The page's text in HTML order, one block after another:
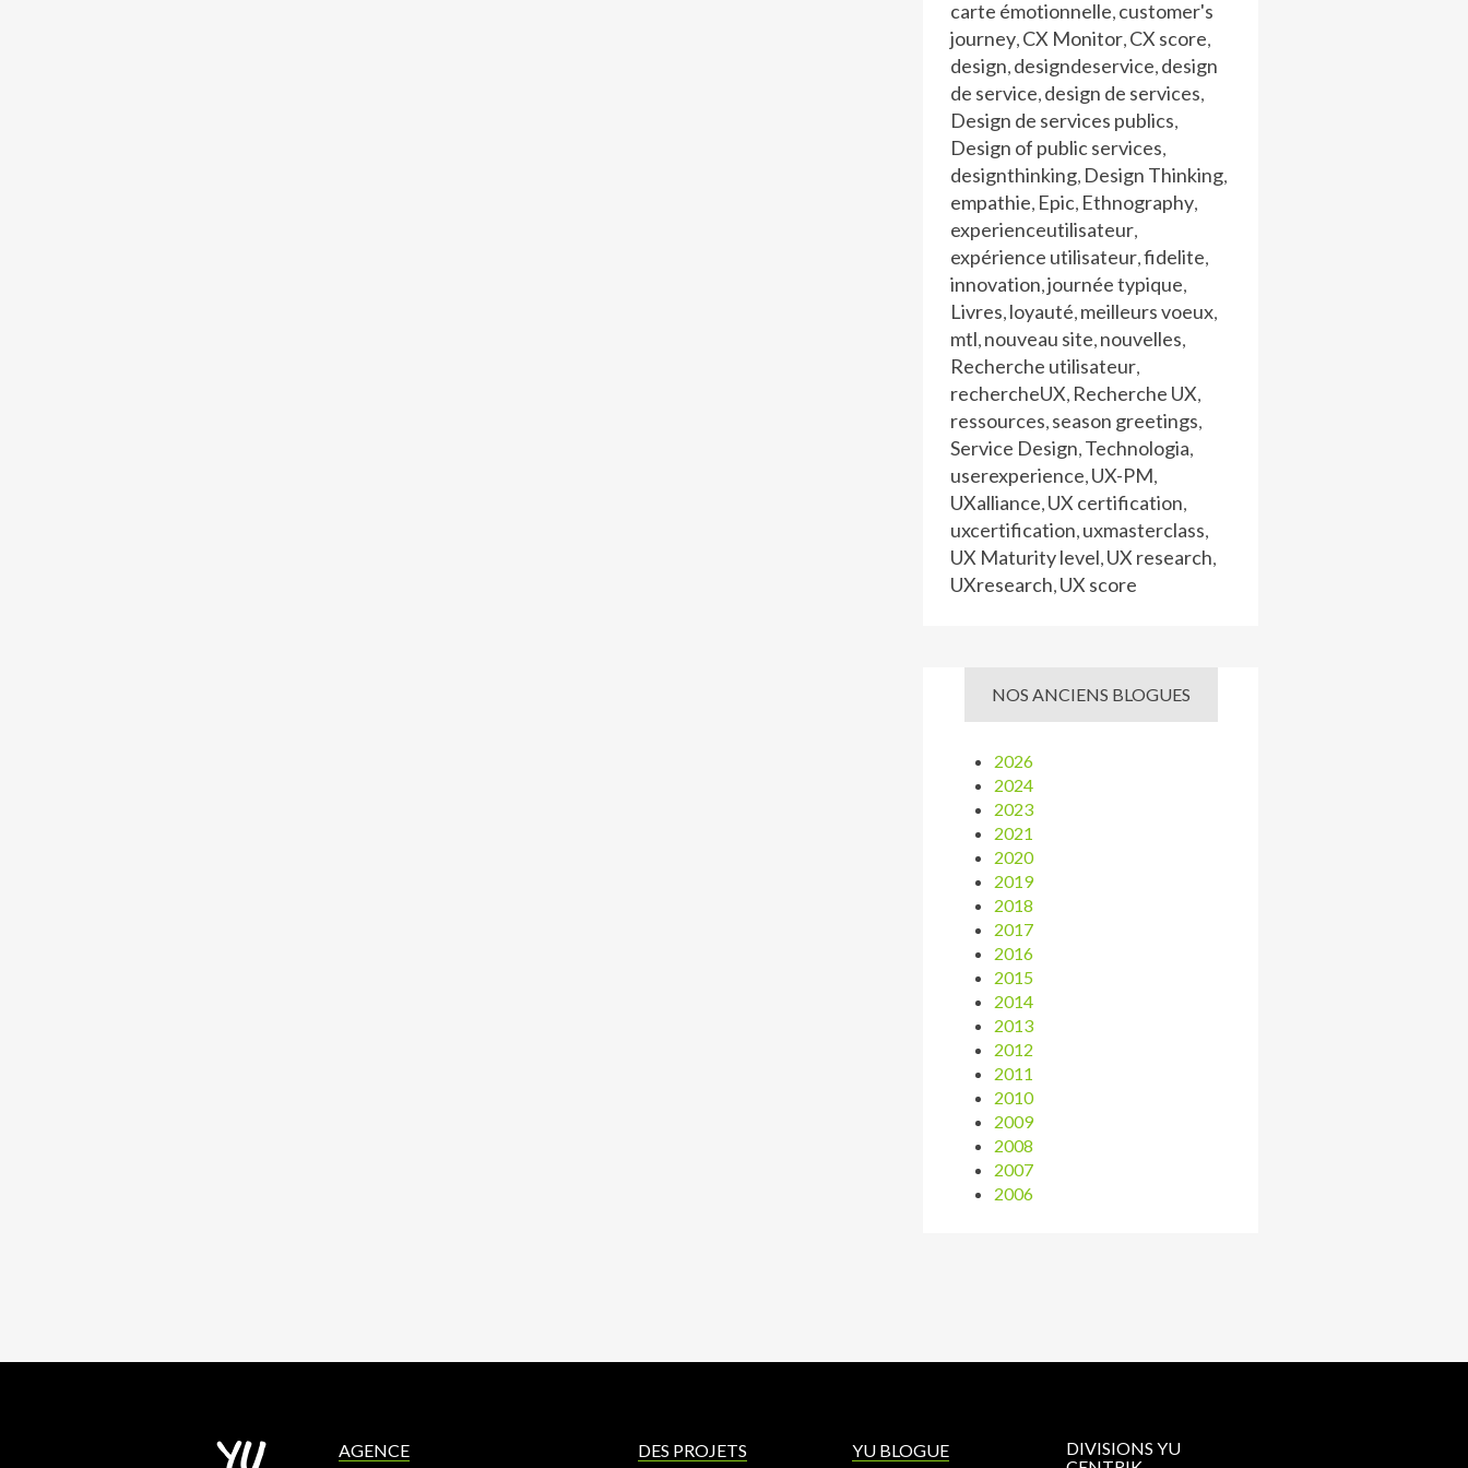
carte émotionnelle, customer's
journey, CX Monitor, CX score,
design, designdeservice, design
de service, design de services,
Design de services publics,
Design of public services,
designthinking, Design Thinking,
empathie, Epic, Ethnography,
experienceutilisateur,
expérience utilisateur,fidelite,
innovation,journée typique,
Livres, loyauté, meilleurs voeux,
mtl, nouveau site, nouvelles,
Recherche utilisateur,
rechercheUX, Recherche UX,
ressources, season greetings,
Service Design, Technologia,
userexperience, UX-PM,
UXalliance, UX certification,
uxcertification, uxmasterclass,
UX Maturity level, UX research,
UXresearch, UX score
NOS ANCIENS BLOGUES
2026
2024
2023
2021
2020
2019
2018
2017
2016
2015
2014
2013
2012
2011
2010
2009
2008
2007
2006
AGENCE DES PROJETS YU BLOGUE
DIVISIONS YU